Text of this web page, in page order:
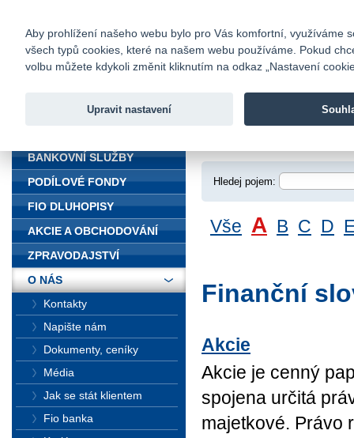
Fio banka
Fio banka
Hledej pojem:
Vše A B C D
Finanční
Akcie
Akcie je cenný
spojena určitá
majetkové. Právo
BANKOVNÍ SLUŽBY
PODÍLOVÉ FONDY
FIO DLUHOPISY
AKCIE A OBCHODOVÁNÍ
ZPRAVODAJSTVÍ
O NÁS
Kontakty
Napište nám
Dokumenty, ceníky
Média
Jak se stát klientem
Fio banka
Aby prohlížení našeho webu bylo pro Vás komfortní, využíváme
všech typů cookies, které na našem webu používáme. Pokud
volbu můžete kdykoli změnit kliknutím na odkaz „Nastavení
Upravit nastavení